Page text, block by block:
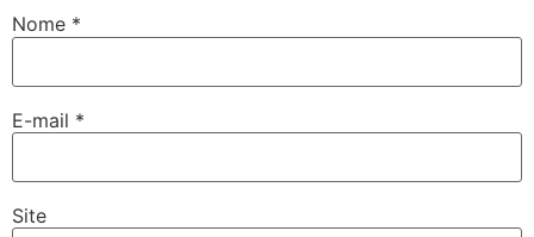
Nome *
E-mail *
Site